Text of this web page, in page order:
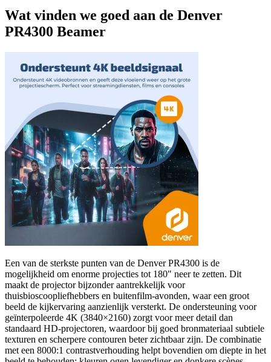
Wat vinden we goed aan de Denver
PR4300 Beamer
Een van de sterkste punten van de Denver PR4300 is de
mogelijkheid om enorme projecties tot 180" neer te zetten. Dit
maakt de projector bijzonder aantrekkelijk voor
thuisbioscoopliefhebbers en buitenfilm-avonden, waar een groot
beeld de kijkervaring aanzienlijk versterkt. De ondersteuning voor
geïnterpoleerde 4K (3840×2160) zorgt voor meer detail dan
standaard HD-projectoren, waardoor bij goed bronmateriaal subtiele
texturen en scherpere contouren beter zichtbaar zijn. De combinatie
met een 8000:1 contrastverhouding helpt bovendien om diepte in het